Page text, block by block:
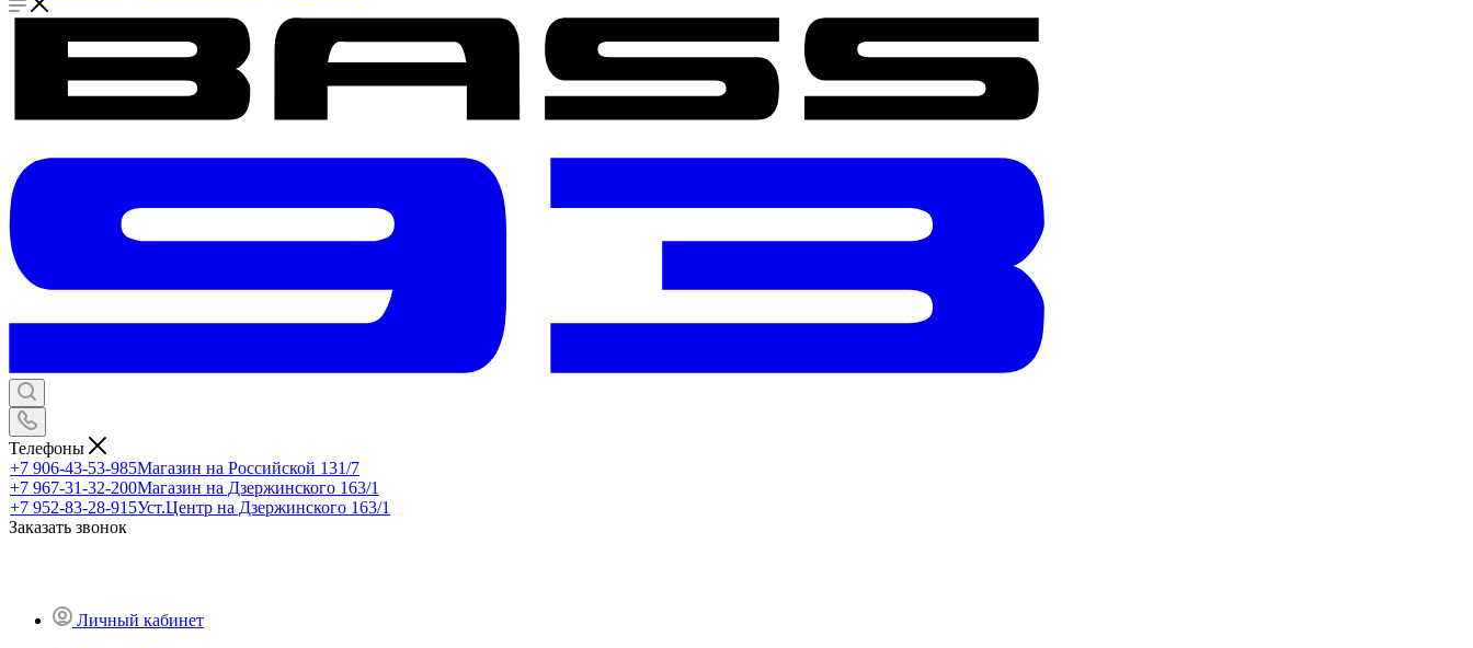
Телефоны
+7 906-43-53-985Магазин на Российской 131/7
+7 967-31-32-200Магазин на Дзержинского 163/1
+7 952-83-28-915Уст.Центр на Дзержинского 163/1
Заказать звонок
Личный кабинет